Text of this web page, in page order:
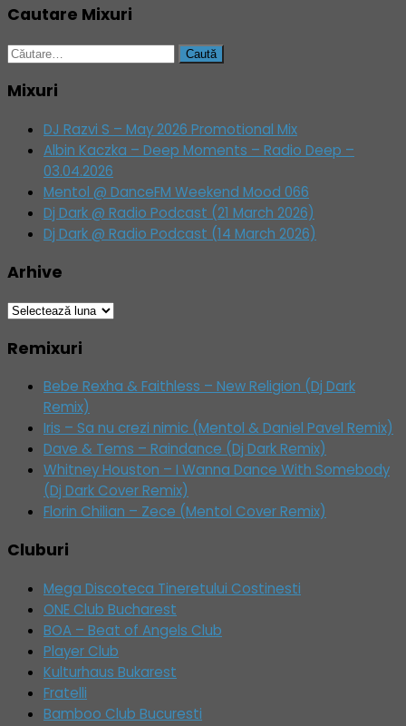
Cautare Mixuri
Caută
Mixuri
DJ Razvi S – May 2026 Promotional Mix
Albin Kaczka – Deep Moments – Radio Deep –
03.04.2026
Mentol @ DanceFM Weekend Mood 066
Dj Dark @ Radio Podcast (21 March 2026)
Dj Dark @ Radio Podcast (14 March 2026)
Arhive
Arhive
Remixuri
Bebe Rexha & Faithless – New Religion (Dj Dark
Remix)
Iris – Sa nu crezi nimic (Mentol & Daniel Pavel Remix)
Dave & Tems – Raindance (Dj Dark Remix)
Whitney Houston – I Wanna Dance With Somebody
(Dj Dark Cover Remix)
Florin Chilian – Zece (Mentol Cover Remix)
Cluburi
Mega Discoteca Tineretului Costinesti
ONE Club Bucharest
BOA – Beat of Angels Club
Player Club
Kulturhaus Bukarest
Fratelli
Bamboo Club Bucuresti